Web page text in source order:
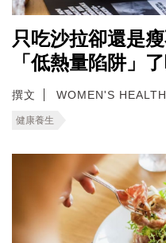
只吃沙拉卻還是
「低熱量陷阱」
撰文 WOMEN'S
健康養生